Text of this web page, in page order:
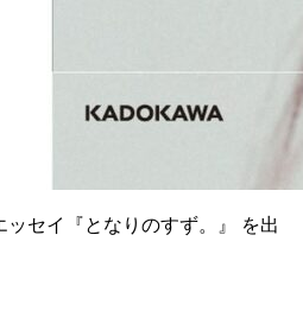
セイ『となりのすず。』 を出